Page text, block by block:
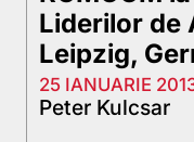
Liderilor de
Leipzig,
25 IANUARIE
Peter Kulcsar